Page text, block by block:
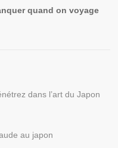
quand on voyage
dans l’art du Japon
au japon